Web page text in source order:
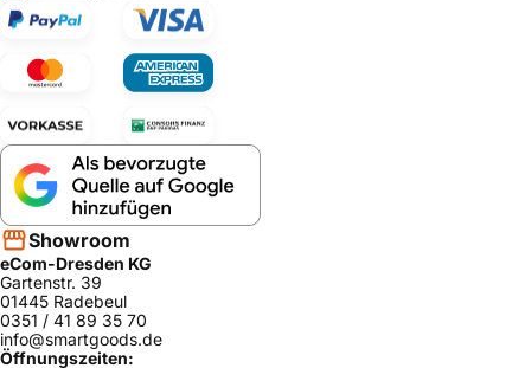
Showroom
eCom-Dresden KG
Gartenstr. 39
01445 Radebeul
0351 / 41 89 35 70
info@smartgoods.de
Öffnungszeiten: